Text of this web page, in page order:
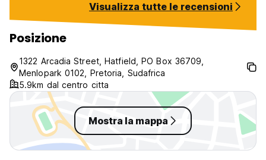
money.Definatly recommend
and general
Visualizza tutte le recensioni
Posizione
1322 Arcadia Street, Hatfield, PO Box 36709,
Menlopark 0102, Pretoria, Sudafrica
5.9km dal centro citta
Mostra la mappa